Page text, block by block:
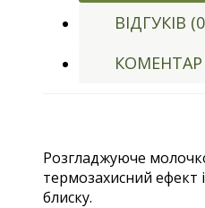
ВІДГУКІВ
Розгладжуюче
термозахисний ефект
блиску.